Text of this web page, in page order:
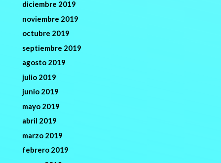
diciembre 2019
noviembre 2019
octubre 2019
septiembre 2019
agosto 2019
julio 2019
junio 2019
mayo 2019
abril 2019
marzo 2019
febrero 2019